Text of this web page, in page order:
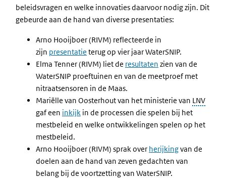
beleidsvragen en welke innovaties daarvoor nodig zijn. Dit
gebeurde aan de hand van diverse presentaties:
Arno Hooijboer (RIVM) reflecteerde in
zijn presentatie terug op vier jaar WaterSNIP.
Elma Tenner (RIVM) liet de resultaten zien van de
WaterSNIP proeftuinen en van de meetproef met
nitraatsensoren in de Maas.
Mariëlle van Oosterhout van het ministerie van LNV
gaf een inkijk in de processen die spelen bij het
mestbeleid en welke ontwikkelingen spelen op het
mestbeleid.
Arno Hooijboer (RIVM) sprak over herijkingvan de
doelen aan de hand van zeven gedachten van
belang bij de voortzetting van WaterSNIP.